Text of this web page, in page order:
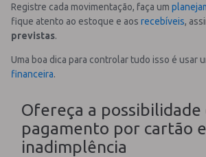
Registre cada movimentação, faça um
fique atento ao estoque e aos recebíveis,
previstas.
Uma boa dica para controlar tudo isso é usar
financeira.
Ofereça a possibilidade
pagamento por cartão
inadimplência